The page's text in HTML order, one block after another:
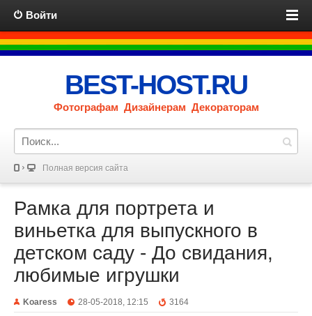
Войти
BEST-HOST.RU
Фотографам Дизайнерам Декораторам
Полная версия сайта
Рамка для портрета и
виньетка для выпускного в
детском саду - До свидания,
любимые игрушки
Koaress 28-05-2018, 12:15
3164